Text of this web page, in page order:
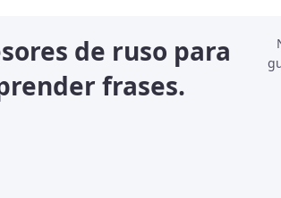
de ruso para
frases.